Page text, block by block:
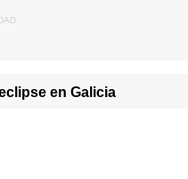
en Galicia